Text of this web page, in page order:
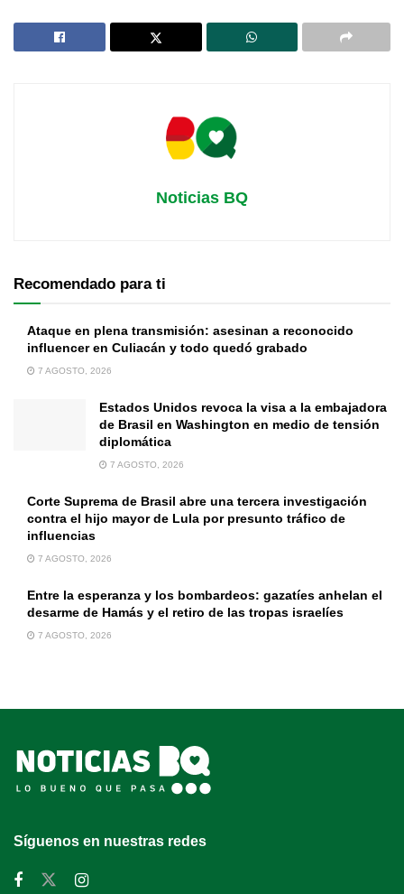
Noticias BQ
Recomendado para ti
Ataque en plena transmisión: asesinan a reconocido
influencer en Culiacán y todo quedó grabado
7 AGOSTO, 2026
Estados Unidos revoca la visa a la embajadora
de Brasil en Washington en medio de tensión
diplomática
7 AGOSTO, 2026
Corte Suprema de Brasil abre una tercera investigación
contra el hijo mayor de Lula por presunto tráfico de
influencias
7 AGOSTO, 2026
Entre la esperanza y los bombardeos: gazatíes anhelan el
desarme de Hamás y el retiro de las tropas israelíes
7 AGOSTO, 2026
Síguenos en nuestras redes